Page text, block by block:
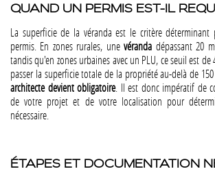
QUAND UN PERMIS EST-IL
La superficie de la véranda est le critère
permis. En zones rurales, unevéranda dépassant 20
tandis qu'en zones urbaines avec un PLU, ce seuil est de
passer la superficie totale de la propriété au-delà de
architecte devient obligatoire. Il est donc impératif de
de votre projet et de votre localisation pour
nécessaire​​​​.
ÉTAPES ET DOCUMENTATION